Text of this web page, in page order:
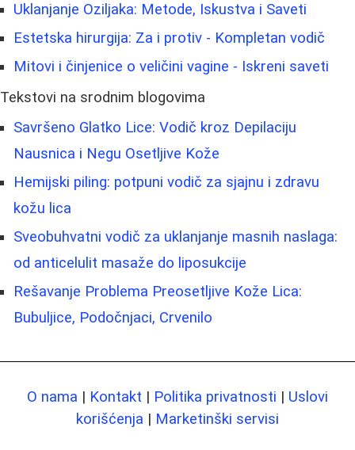
Uklanjanje Oziljaka: Metode, Iskustva i Saveti
Estetska hirurgija: Za i protiv - Kompletan vodič
Mitovi i činjenice o veličini vagine - Iskreni saveti
Tekstovi na srodnim blogovima
Savršeno Glatko Lice: Vodič kroz Depilaciju
Nausnica i Negu Osetljive Kože
Hemijski piling: potpuni vodič za sjajnu i zdravu
kožu lica
Sveobuhvatni vodič za uklanjanje masnih naslaga:
od anticelulit masaže do liposukcije
Rešavanje Problema Preosetljive Kože Lica:
Bubuljice, Podočnjaci, Crvenilo
O nama | Kontakt | Politika privatnosti | Uslovi
korišćenja | Marketinški servisi